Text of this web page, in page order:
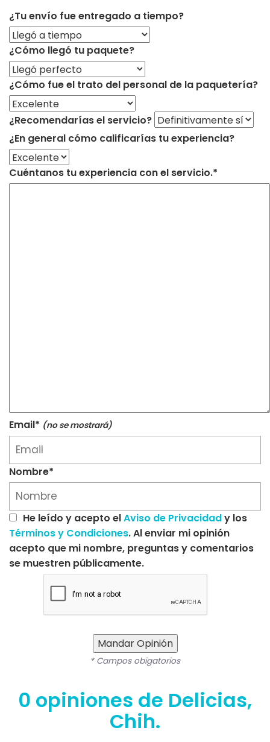
¿Tu envío fue entregado a tiempo?
¿Cómo llegó tu paquete?
¿Cómo fue el trato del personal de la paquetería?
¿Recomendarías el servicio?
¿En general cómo calificarías tu experiencia?
Cuéntanos tu experiencia con el servicio.*
Email* (no se mostrará)
Nombre*
He leído y acepto elAviso de Privacidady los
Términos y Condiciones. Al enviar mi opinión
acepto que mi nombre, preguntas y comentarios
se muestren públicamente.
Mandar Opinión
* Campos obigatorios
0 opiniones de Delicias,
Chih.